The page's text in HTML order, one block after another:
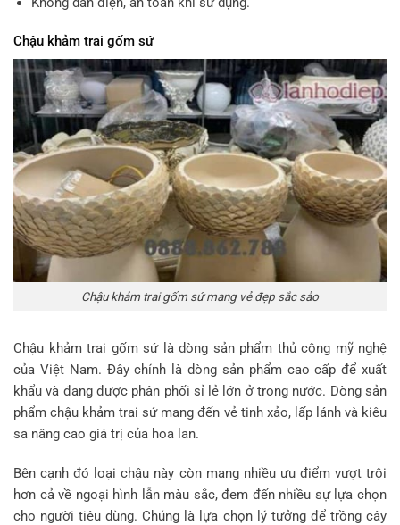
Chậu khảm trai gốm sứ
Chậu khảm trai gốm sứ mang vẻ đẹp sắc sảo
Chậu khảm trai gốm sứ là dòng sản phẩm thủ công mỹ nghệ
của Việt Nam. Đây chính là dòng sản phẩm cao cấp để xuất
khẩu và đang được phân phối sỉ lẻ lớn ở trong nước. Dòng sản
phẩm chậu khảm trai sứ mang đến vẻ tinh xảo, lấp lánh và kiêu
sa nâng cao giá trị của hoa lan.
Bên cạnh đó loại chậu này còn mang nhiều ưu điểm vượt trội
hơn cả về ngoại hình lẫn màu sắc, đem đến nhiều sự lựa chọn
cho người tiêu dùng. Chúng là lựa chọn lý tưởng để trồng cây